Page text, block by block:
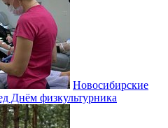
Новосибирские
Днём физкультурника